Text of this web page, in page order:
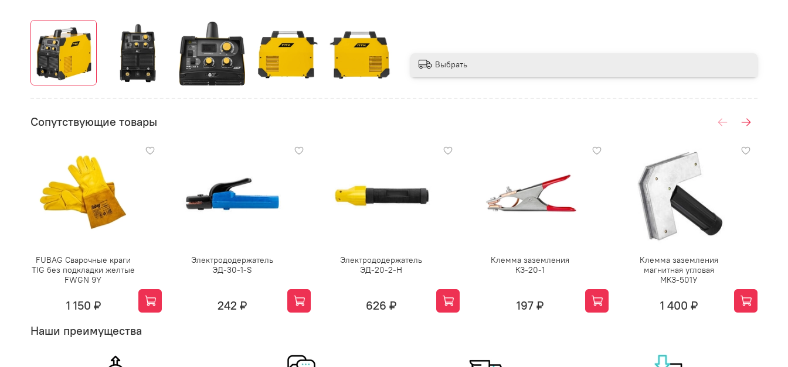
Выбрать
Сопутствующие товары
FUBAG Сварочные краги
TIG без подкладки желтые
FWGN 9Y
1 150 ₽
Электрододержатель
ЭД-30-1-S
242 ₽
Электрододержатель
ЭД-20-2-H
626 ₽
Клемма заземления
КЗ-20-1
197 ₽
Клемма заземления
магнитная угловая
МКЗ-501У
1 400 ₽
Наши преимущества